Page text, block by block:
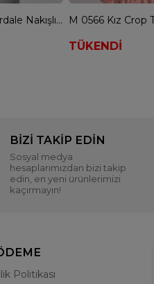
Kız Çocuk Taşlı Kurdale Nakışlı Tshirt - BEBE MAVİ
TÜKENDİ
BIZI TAKIP EDIN
Sosyal medya
hesaplarımızdan bizi takip
edin, en yeni ürünlerimizi
kaçırmayın!
Politikası